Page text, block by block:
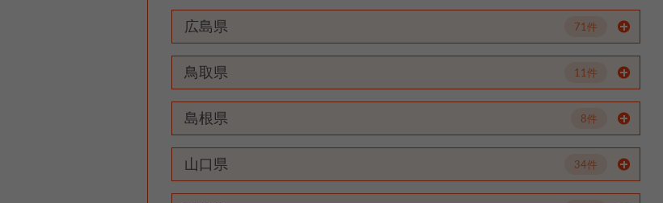
広島県 71件
鳥取県 11件
島根県 8件
山口県 34件